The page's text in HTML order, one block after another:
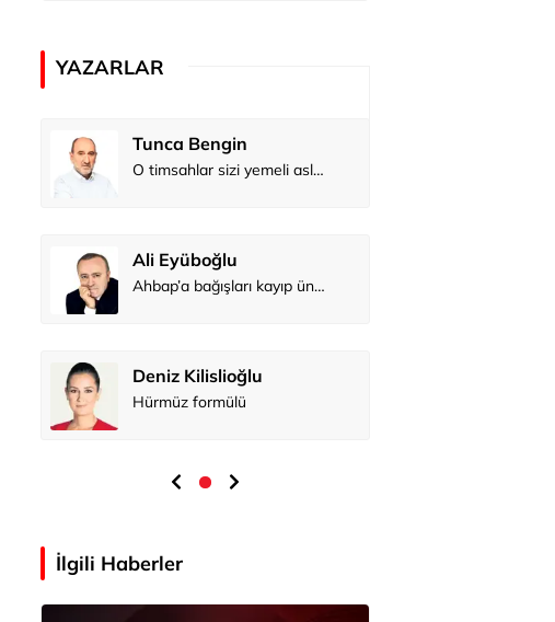
YAZARLAR
Tunca Bengin
O timsahlar sizi yemeli aslında!...
Ali Eyüboğlu
Ahbap’a bağışları kayıp ünlüler var
Deniz Kilislioğlu
Hürmüz formülü
İlgili Haberler